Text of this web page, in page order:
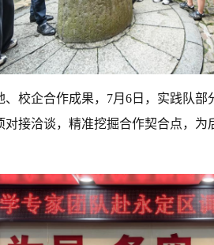
、校企合作成果，7月6日，实践队
对接洽谈，精准挖掘合作契合点，